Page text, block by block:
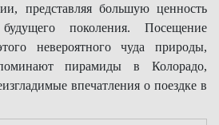
представляя большую ценность
поколения. Посещение
невероятного чуда природы,
пирамиды в Колорадо,
впечатления о поездке в